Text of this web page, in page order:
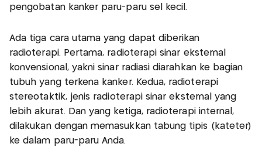
pengobatan kanker paru-paru sel kecil.
Ada tiga cara utama yang dapat diberikan
radioterapi. Pertama, radioterapi sinar eksternal
konvensional, yakni sinar radiasi diarahkan ke bagian
tubuh yang terkena kanker. Kedua, radioterapi
stereotaktik, jenis radioterapi sinar eksternal yang
lebih akurat. Dan yang ketiga, radioterapi internal,
dilakukan dengan memasukkan tabung tipis (kateter)
ke dalam paru-paru Anda.